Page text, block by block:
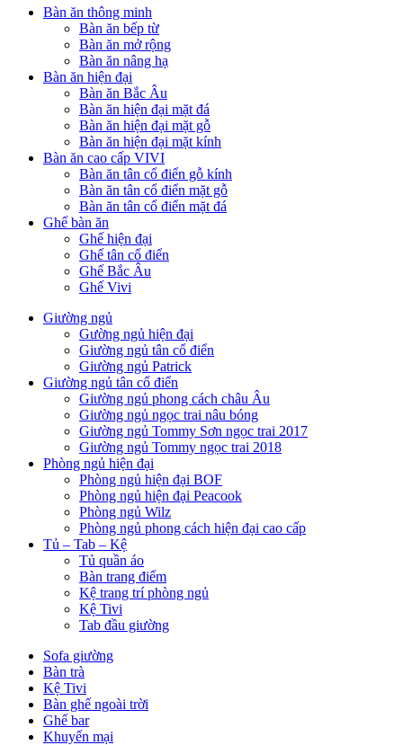
Bàn ăn thông minh
Bàn ăn bếp từ
Bàn ăn mở rộng
Bàn ăn nâng hạ
Bàn ăn hiện đại
Bàn ăn Bắc Âu
Bàn ăn hiện đại mặt đá
Bàn ăn hiện đại mặt gỗ
Bàn ăn hiện đại mặt kính
Bàn ăn cao cấp VIVI
Bàn ăn tân cổ điển gỗ kính
Bàn ăn tân cổ điển mặt gỗ
Bàn ăn tân cổ điển mặt đá
Ghế bàn ăn
Ghế hiện đại
Ghế tân cổ điển
Ghế Bắc Âu
Ghế Vivi
Giường ngủ
Gường ngủ hiện đại
Giường ngủ tân cổ điển
Giường ngủ Patrick
Giường ngủ tân cổ điển
Giường ngủ phong cách châu Âu
Giường ngủ ngọc trai nâu bóng
Giường ngủ Tommy Sơn ngọc trai 2017
Giường ngủ Tommy ngọc trai 2018
Phòng ngủ hiện đại
Phòng ngủ hiện đại BOF
Phòng ngủ hiện đại Peacook
Phòng ngủ Wilz
Phòng ngủ phong cách hiện đại cao cấp
Tủ – Tab – Kệ
Tủ quần áo
Bàn trang điểm
Kệ trang trí phòng ngủ
Kệ Tivi
Tab đầu giường
Sofa giường
Bàn trà
Kệ Tivi
Bàn ghế ngoài trời
Ghế bar
Khuyến mại